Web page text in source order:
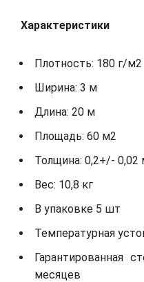
Характеристики
Плотность: 180 г/м2
Ширина: 3 м
Длина: 20 м
Площадь: 60 м2
Толщина: 0,2+/-
Вес: 10,8 кг
В упаковке 5 шт
Температурная
Гарантированная
месяцев